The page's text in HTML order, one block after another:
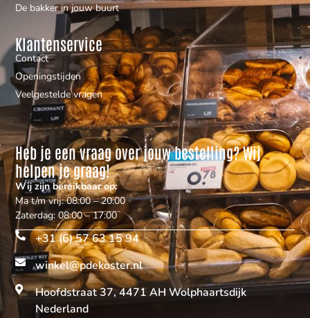
De bakker in jouw buurt
Klantenservice
Contact
Openingstijden
Veelgestelde vragen
Heb je een vraag over jouw bestelling? Wij
helpen je graag!
Wij zijn bereikbaar op:
Ma t/m vrij: 08:00 – 20:00
Zaterdag: 08:00 – 17:00
+31 (6) 57 63 15 94
winkel@pdekoster.nl
Hoofdstraat 37, 4471 AH Wolphaartsdijk
Nederland